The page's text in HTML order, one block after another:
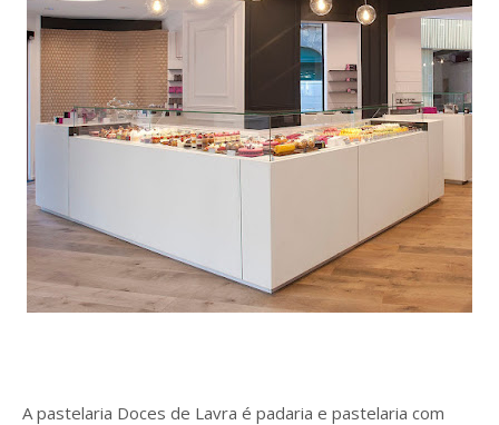
A pastelaria Doces de Lavra é padaria e pastelaria com